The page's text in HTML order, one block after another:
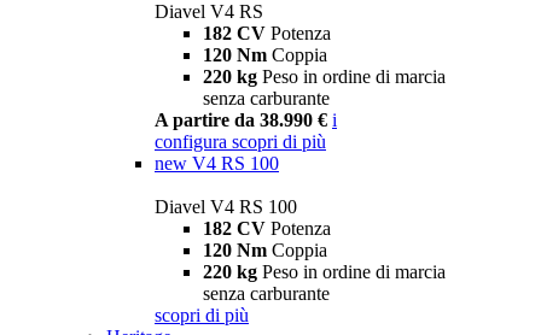
Diavel V4 RS
182 CV Potenza
120 Nm Coppia
220 kg Peso in ordine di marcia
senza carburante
A partire da 38.990 € i
configura scopri di più
new V4 RS 100
Diavel V4 RS 100
182 CV Potenza
120 Nm Coppia
220 kg Peso in ordine di marcia
senza carburante
scopri di più